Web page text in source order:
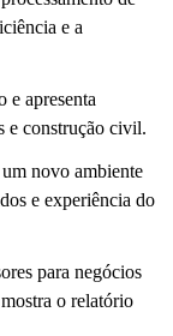
e a
e apresenta
e construção civil.
novo ambiente
e experiência do
para negócios
o relatório